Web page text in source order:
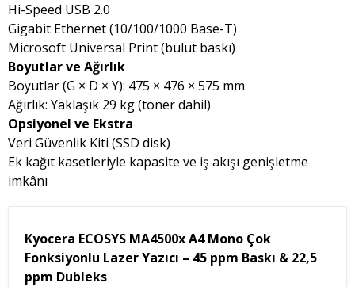
Hi-Speed USB 2.0
Gigabit Ethernet (10/100/1000 Base-T)
Microsoft Universal Print (bulut baskı)
Boyutlar ve Ağırlık
Boyutlar (G × D × Y): 475 × 476 × 575 mm
Ağırlık: Yaklaşık 29 kg (toner dahil)
Opsiyonel ve Ekstra
Veri Güvenlik Kiti (SSD disk)
Ek kağıt kasetleriyle kapasite ve iş akışı genişletme
imkânı
Kyocera ECOSYS MA4500x A4 Mono Çok
Fonksiyonlu Lazer Yazıcı – 45 ppm Baskı & 22,5
ppm Dubleks